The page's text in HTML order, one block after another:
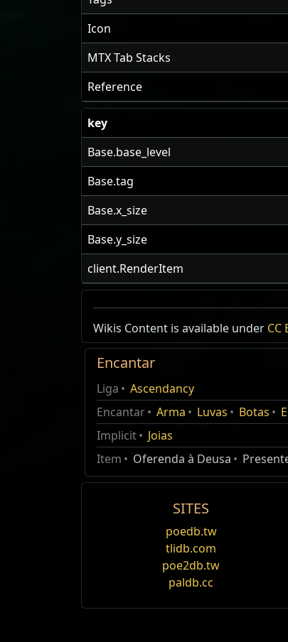
Icon
MTX Tab Stacks
Reference
key
Base.base_level
Base.tag
Base.x_size
Base.y_size
client.RenderItem
Ungir Recipe /2
Oferta
Óleo Índigo
Óleo Violeta
US Realm Economy
Wiki
24h Value
Orbe do Caos
Orbe Divino 20 Óleo
Wikis Content is available under CC
Encantar
Liga
Ascendancy
Encantar
Arma Luvas Botas
Implicit
Joias
Item
Oferenda à Deusa
SITES
poedb.tw
tlidb.com
poe2db.tw
paldb.cc